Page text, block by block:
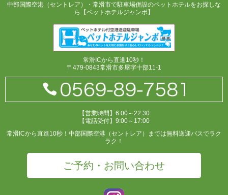
中部国際空港（セントレア）・常滑市で駐車場併設のペットホテルをお探しな
ら【ペットホテルジャンボ】
常滑ICから直進10秒！
〒479-0843常滑市多屋字十部11-1
【営業時間】6:00～22:30
【電話受付】9:00～17:00
常滑ICから直進10秒！中部国際空港（セントレア）までは無料送迎バスでラク
ラク！
ご予約・お問い合わせ